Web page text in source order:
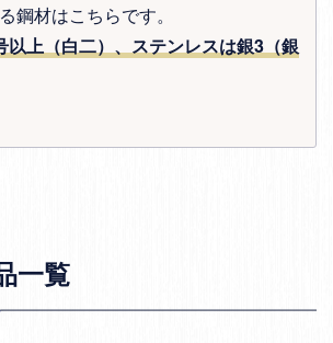
鋼材はこちらです。
以上（白二）、ステンレスは銀3（銀
一覧